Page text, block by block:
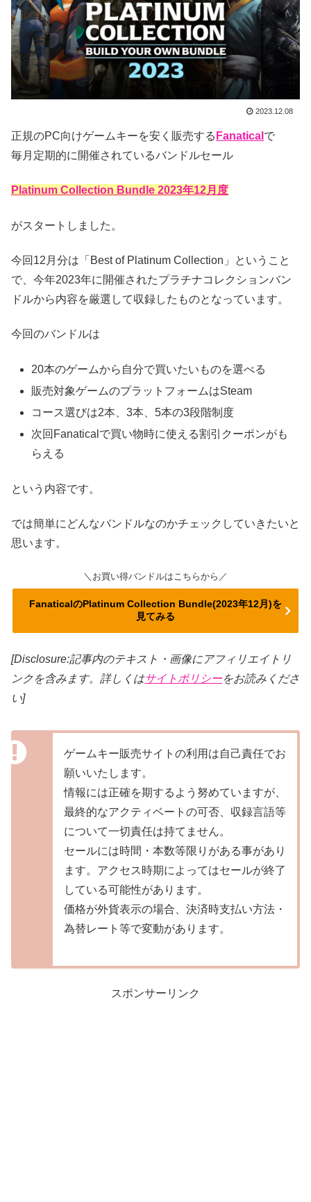
2023.12.08
正規のPC向けゲームキーを安く販売する Fanatical で
毎月定期的に開催されているバンドルセール
Platinum Collection Bundle 2023年12月度
がスタートしました。
今回12月分は「Best of Platinum Collection」ということ
で、今年2023年に開催されたプラチナコレクションバン
ドルから内容を厳選して収録したものとなっています。
今回のバンドルは
20本のゲームから自分で買いたいものを選べる
販売対象ゲームのプラットフォームはSteam
コース選びは2本、3本、5本の3段階制度
次回Fanaticalで買い物時に使える割引クーポンがも
らえる
という内容です。
では簡単にどんなバンドルなのかチェックしていきたいと
思います。
＼お買い得バンドルはこちらから／
FanaticalのPlatinum Collection Bundle(2023年12月)を
見てみる
[Disclosure:記事内のテキスト・画像にアフィリエイトリ
ンクを含みます。詳しくはサイトポリシーをお読みくださ
い]
ゲームキー販売サイトの利用は自己責任でお
願いいたします。
情報には正確を期するよう努めていますが、
最終的なアクティベートの可否、収録言語等
について一切責任は持てません。
セールには時間・本数等限りがある事があり
ます。アクセス時期によってはセールが終了
している可能性があります。
価格が外貨表示の場合、決済時支払い方法・
為替レート等で変動があります。
スポンサーリンク